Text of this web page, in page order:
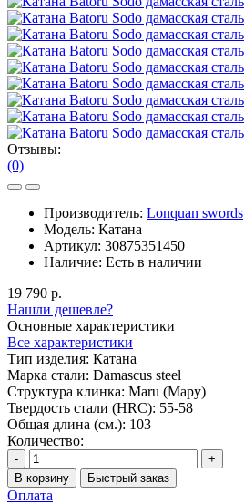
Отзывы:
(0)
Производитель: Lonquan swords
Модель: Катана
Артикул: 30875351450
Наличие: Есть в наличии
19 790 р.
Нашли дешевле?
Основные характеристики
Все характеристики
Тип изделия: Катана
Марка стали: Damascus steel
Структура клинка: Maru (Мару)
Твердость стали (HRC): 55-58
Общая длина (см.): 103
Количество:
-
+
В корзину
Быстрый заказ
Оплата